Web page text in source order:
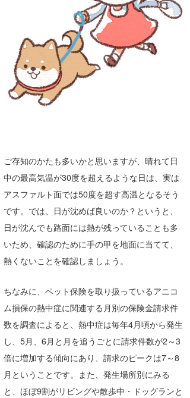
ご存知のかたも多いかと思いますが、晴れて日
中の最高気温が30度を超えるような日は、実は
アスファルト面では50度を超す高温となるそう
です。では、日が沈めば良いのか？というと、
日が沈んでも路面には熱が残っていることも多
いため、確認のために手の甲を地面に当てて、
熱くないことを確認しましょう。
ちなみに、ペット保険を取り扱っているアニコ
ム損保の熱中症に関連する月別の保険金請求件
数を調査によると、熱中症は毎年4月頃から発生
し、5月、6月と月を追うごとに請求件数が2～3
倍に増加する傾向にあり、請求のピークは7～8
月ということです。また、発生場所別にみる
と、ほぼ9割がリビングや散歩中・ドッグランと
VAGY
waka☆=
YUKI☆
まっきー
三輪予報士
小川予報士
上田純子
上條将美
唐澤予報士
SancheZ
ゴン
米山予報士
wanda